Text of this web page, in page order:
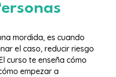
mordida, es cuando
el caso, reducir riesgo
curso te enseña cómo
empezar a